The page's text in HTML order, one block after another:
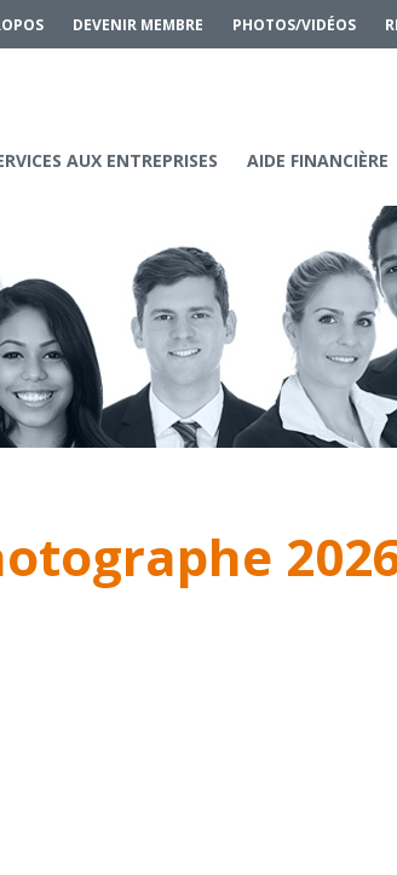
DEVENIR MEMBRE PHOTOS/VIDÉOS
AUX ENTREPRISES AIDE FINANCIÈRE